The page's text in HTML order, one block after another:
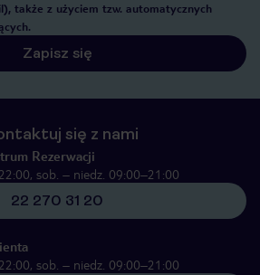
także z użyciem tzw. automatycznych
Zapisz się
się z nami
Rezerwacji
sob. – niedz. 09:00–21:00
22 270 31 20
sob. – niedz. 09:00–21:00